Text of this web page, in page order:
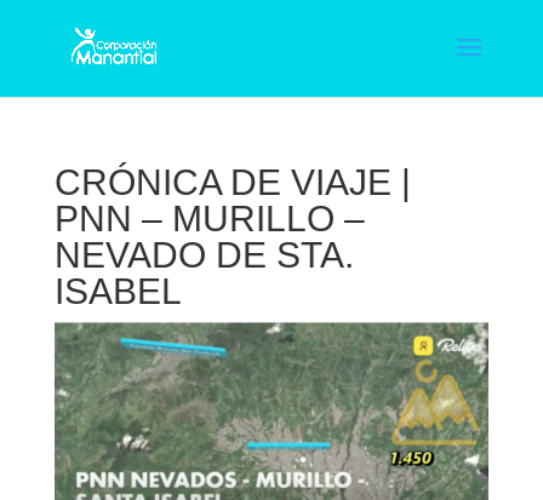
CRÓNICA DE VIAJE |
PNN – MURILLO –
NEVADO DE STA.
ISABEL